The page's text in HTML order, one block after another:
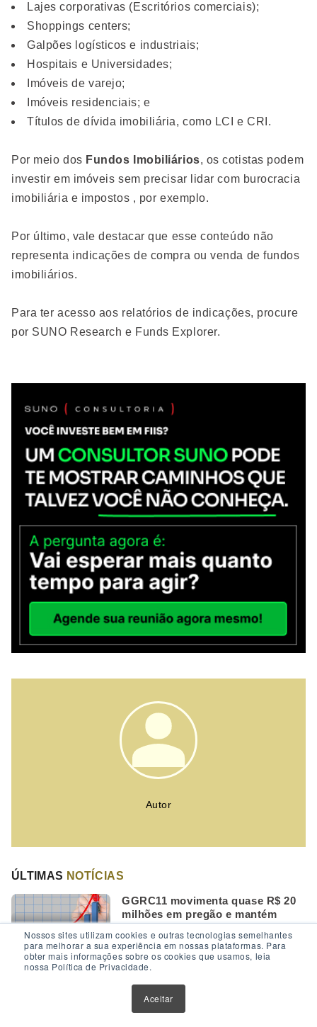
Nossos sites utilizam cookies e outras tecnologias semelhantes
para melhorar a sua experiência em nossas plataformas. Para
obter mais informações sobre os cookies que usamos, leia
nossa Política de Privacidade.
Aceitar
Lajes corporativas (Escritórios comerciais);
Shoppings centers;
Galpões logísticos e industriais;
Hospitais e Universidades;
Imóveis de varejo;
Imóveis residenciais; e
Títulos de dívida imobiliária, como LCI e CRI.
Por meio dos Fundos Imobiliários, os cotistas podem
investir em imóveis sem precisar lidar com burocracia
imobiliária e impostos , por exemplo.
Por último, vale destacar que esse conteúdo não
representa indicações de compra ou venda de fundos
imobiliários.
Para ter acesso aos relatórios de indicações, procure
por SUNO Research e Funds Explorer.
Autor
ÚLTIMAS NOTÍCIAS
GGRC11 movimenta quase R$ 20
milhões em pregão e mantém
liquidez entre maiores do setor
SNFZ11 sobe mais de 2% e amplia